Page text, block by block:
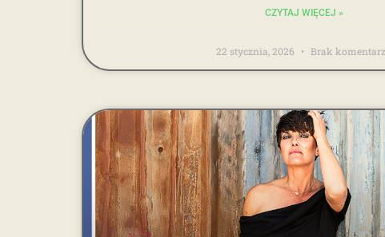
CZYTAJ WIĘCEJ »
22 stycznia, 2026 Brak